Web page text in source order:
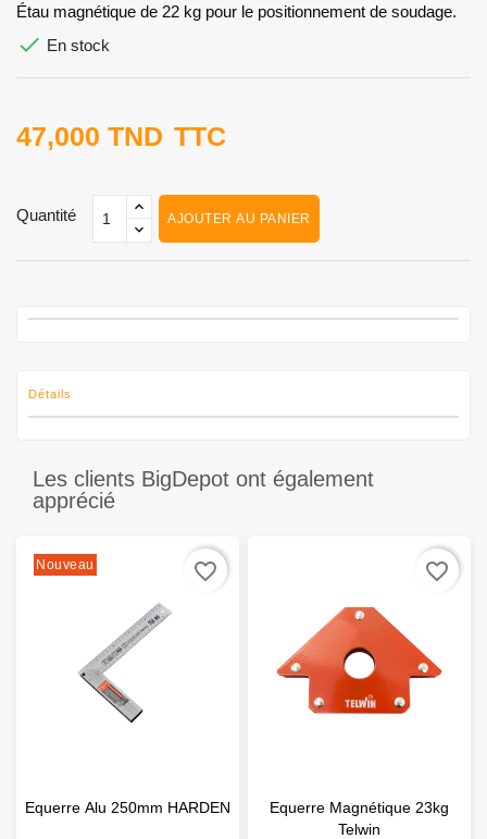
Étau magnétique de 22 kg pour le positionnement de soudage.
 En stock
47,000 TND TTC
Quantité AJOUTER AU PANIER
Détails
Les clients BigDepot ont également
apprécié
Nouveau
Equerre Alu 250mm HARDEN
favorite_border
Equerre Magnétique 23kg
Telwin
favorite_border